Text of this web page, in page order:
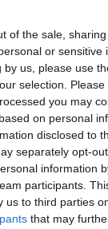
of the sale,
or sensitive
by us, please use
selection.
you may
on personal
disclosed to
separately opt-
information
participants.
us to third parties
that may